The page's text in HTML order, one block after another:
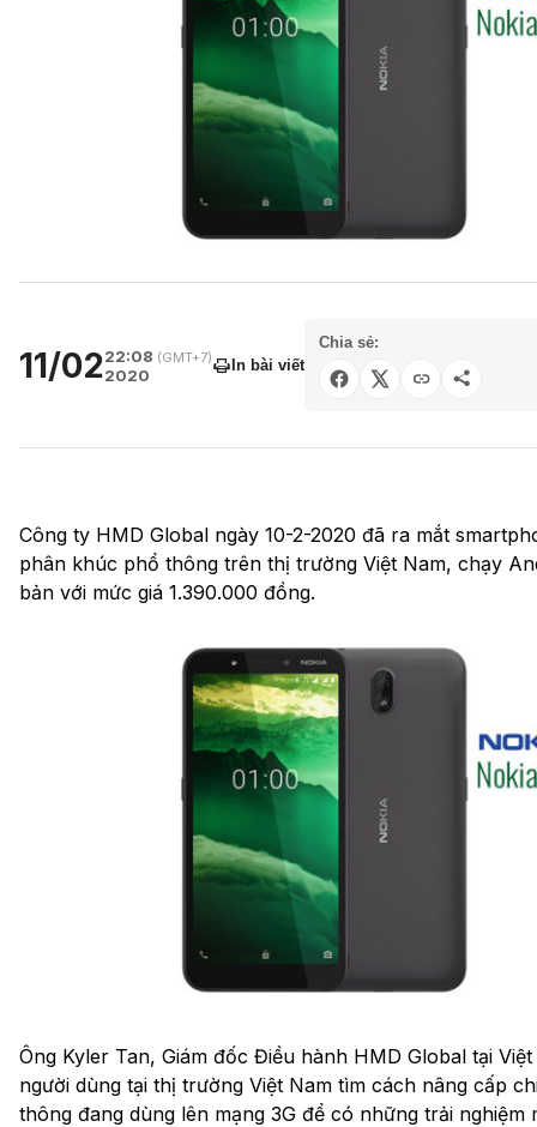
11/0222:08 (GMT+7)
2020 In bài viết
Chia sẻ:
Công ty HMD Global ngày 10-2-2020 đã ra mắt
phân khúc phổ thông trên thị trường Việt Nam, chạy
bản với mức giá 1.390.000 đồng.
Ông Kyler Tan, Giám đốc Điều hành HMD Global tại Việt
người dùng tại thị trường Việt Nam tìm cách nâng cấp
thông đang dùng lên mạng 3G để có những trải nghiệm